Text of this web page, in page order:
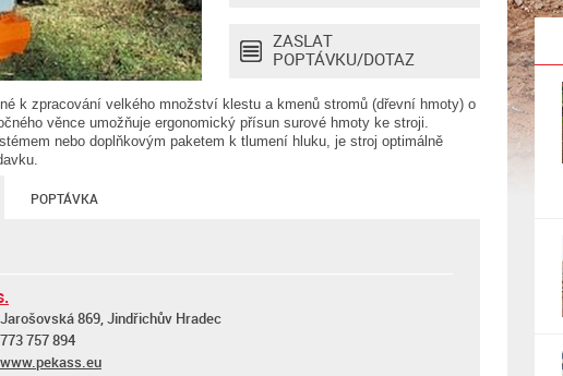
ZASLAT
POPTÁVKU/DOTAZ
k zpracování velkého množství klestu a kmenů stromů (dřevní hmoty) o
věnce umožňuje ergonomický přísun surové hmoty ke stroji.
nebo doplňkovým paketem k tlumení hluku, je stroj optimálně
POPTÁVKA
Jarošovská 869, Jindřichův Hradec
773 757 894
www.pekass.eu